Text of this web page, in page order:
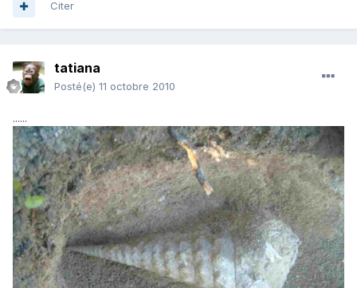
Citer
tatiana
Posté(e) 11 octobre 2010
......